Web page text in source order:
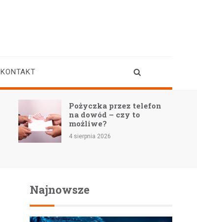
KONTAKT
Pożyczka przez telefon
na dowód – czy to
możliwe?
4 sierpnia 2026
Najnowsze